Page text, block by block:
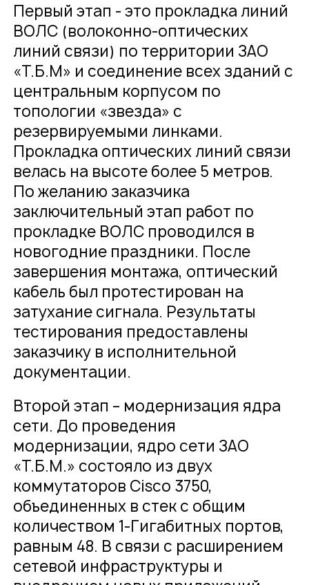
Первый этап - это прокладка линий
ВОЛС (волоконно-оптических
линий связи) по территории ЗАО
«Т.Б.М» и соединение всех зданий с
центральным корпусом по
топологии «звезда» с
резервируемыми линками.
Прокладка оптических линий связи
велась на высоте более 5 метров.
По желанию заказчика
заключительный этап работ по
прокладке ВОЛС проводился в
новогодние праздники. После
завершения монтажа, оптический
кабель был протестирован на
затухание сигнала. Результаты
тестирования предоставлены
заказчику в исполнительной
документации.
Второй этап – модернизация ядра
сети. До проведения
модернизации, ядро сети ЗАО
«Т.Б.М.» состояло из двух
коммутаторов Cisco 3750,
объединенных в стек с общим
количеством 1-Гигабитных портов,
равным 48. В связи с расширением
сетевой инфраструктуры и